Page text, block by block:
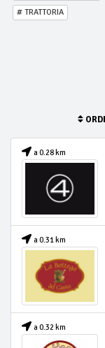
# TRATTORIA
a 0.28 km
a 0.31 km
a 0.32 km